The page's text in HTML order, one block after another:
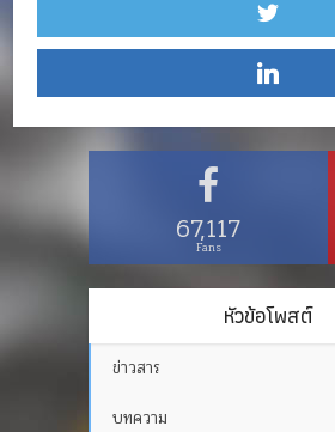
67,117
Fans
หัวข้อโพสต์
ข่าวสาร
บทความ